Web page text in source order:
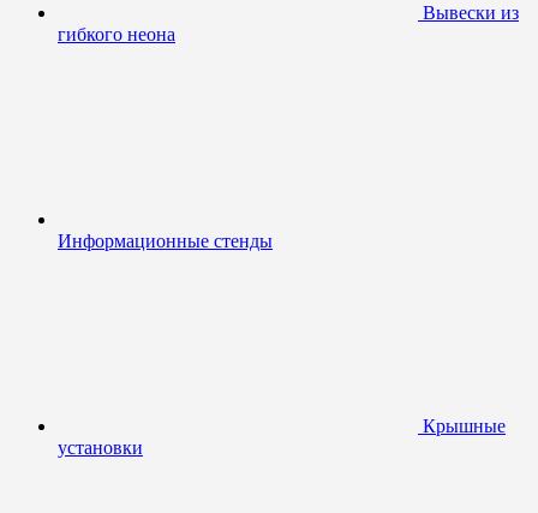
Вывески из
гибкого неона
Информационные стенды
Крышные
установки